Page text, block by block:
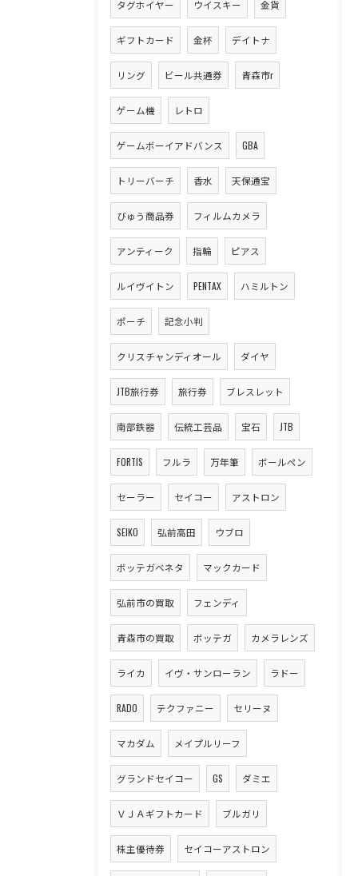
タグホイヤー ウイスキー 金貨
ギフトカード 金杯 デイトナ
リング ビール共通券 青森市r
ゲーム機 レトロ
ゲームボーイアドバンス GBA
トリーバーチ 香水 天保通宝
びゅう商品券 フィルムカメラ
アンティーク 指輪 ピアス
ルイヴイトン PENTAX ハミルトン
ポーチ 記念小判
クリスチャンディオール ダイヤ
JTB旅行券 旅行券 ブレスレット
南部鉄器 伝統工芸品 宝石 JTB
FORTIS フルラ 万年筆 ボールペン
セーラー セイコー アストロン
SEIKO 弘前高田 ウブロ
ボッテガベネタ マックカード
弘前市の買取 フェンディ
青森市の買取 ボッテガ カメラレンズ
ライカ イヴ・サンローラン ラドー
RADO テクファニー セリーヌ
マカダム メイプルリーフ
グランドセイコー GS ダミエ
ＶＪＡギフトカード ブルガリ
株主優待券 セイコーアストロン